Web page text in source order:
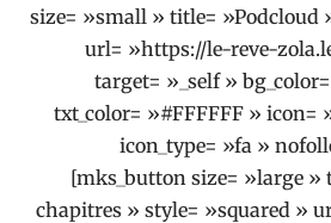
size= »small » title= »Podcloud
url= »https://le-reve-
target= »_self »
txt_color= »#FFFFFF » icon=
icon_type= »fa »
[mks_button size= »large »
chapitres » style= »squared »